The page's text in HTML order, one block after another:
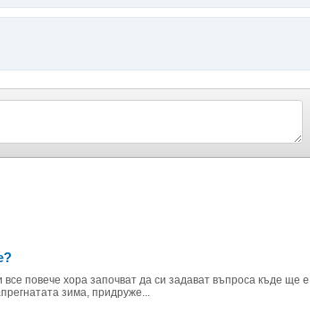
повече хора започват да си задават въпроса къде ще е
зима, придруже...